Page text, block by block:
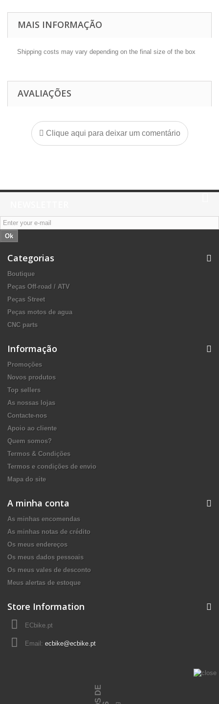
MAIS INFORMAÇÃO
Shipping costs may vary depending on the final size of the box
AVALIAÇÕES
Clique aqui para deixar um comentário
Ok
Categorias
Boutique
Peças Off-road / ATV
Peças Street
Peças motos de agua
CNC parts
Informação
Promoções
Novos produtos
Top sellers
As nossas lojas
Contacte-nos
Apoio ao cliente
Quem somos?
Termos & Condições
Termos e condições de envio
Mapa do site
A minha conta
As minhas encomendas
As minhas notas de crédito
Os meus endereços
Os meus dados pessoais
Os meus vales de desconto
Meus alertas de estoque
Store Information
ECbike.pt
Email: ecbike@ecbike.pt